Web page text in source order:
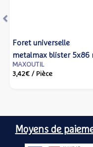
Foret universelle
metalmax blister 5x86
- IZAR - 80114 - Izar
MAXOUTIL
3,42€ / Pièce
Moyens de